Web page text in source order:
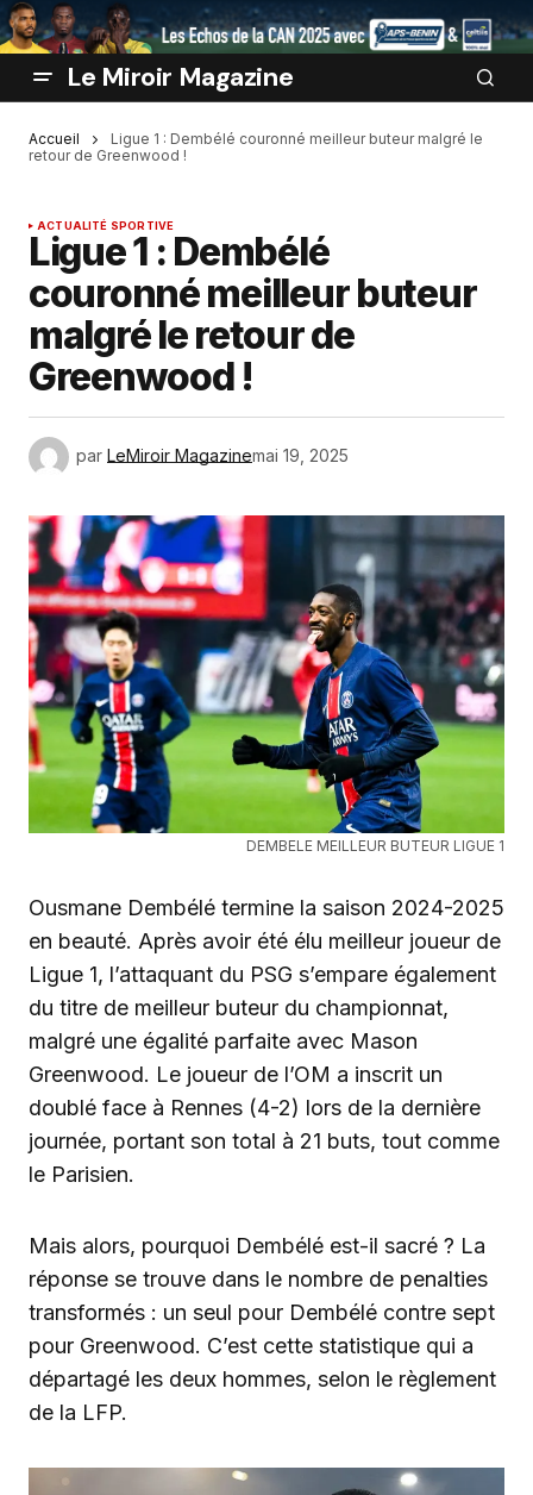
Le Miroir Magazine
Accueil
Ligue 1 : Dembélé couronné meilleur buteur malgré le
retour de Greenwood !
ACTUALITÉ SPORTIVE
Ligue 1 : Dembélé
couronné meilleur buteur
malgré le retour de
Greenwood !
par LeMiroir Magazinemai 19, 2025
DEMBELE MEILLEUR BUTEUR LIGUE 1
Ousmane Dembélé termine la saison 2024-2025
en beauté. Après avoir été élu meilleur joueur de
Ligue 1, l’attaquant du PSG s’empare également
du titre de meilleur buteur du championnat,
malgré une égalité parfaite avec Mason
Greenwood. Le joueur de l’OM a inscrit un
doublé face à Rennes (4-2) lors de la dernière
journée, portant son total à 21 buts, tout comme
le Parisien.
Mais alors, pourquoi Dembélé est-il sacré ? La
réponse se trouve dans le nombre de penalties
transformés : un seul pour Dembélé contre sept
pour Greenwood. C’est cette statistique qui a
départagé les deux hommes, selon le règlement
de la LFP.